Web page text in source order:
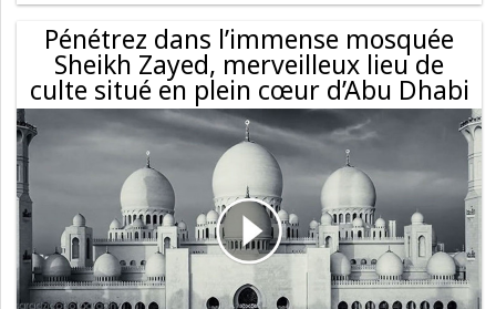
Pénétrez dans l’immense mosquée
Sheikh Zayed, merveilleux lieu de
culte situé en plein cœur d’Abu Dhabi